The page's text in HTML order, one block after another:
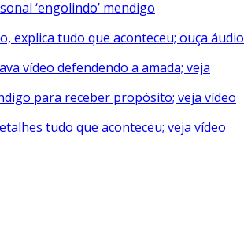
‘engolindo’ mendigo
explica tudo que aconteceu; ouça áudio
vídeo defendendo a amada; veja
para receber propósito; veja vídeo
tudo que aconteceu; veja vídeo